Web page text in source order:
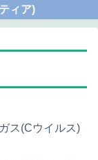
ィア)
ス(Cウイルス)